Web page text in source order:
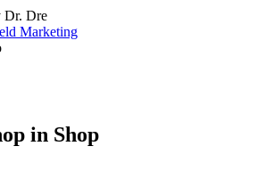
Dr. Dre
Marketing
in Shop